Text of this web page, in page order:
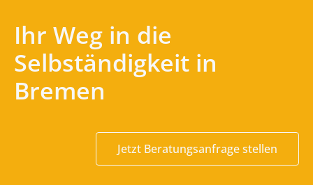
Ihr Weg in die
Selbständigkeit in
Bremen
Jetzt Beratungsanfrage stellen